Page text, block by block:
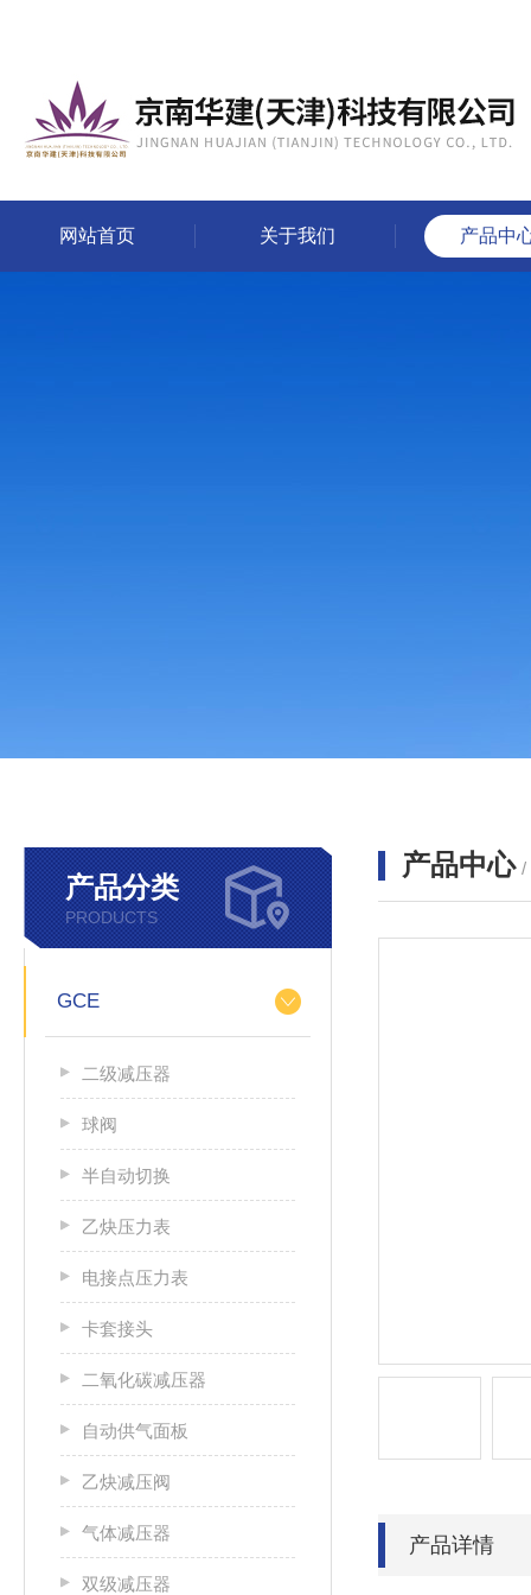
网站首页 关于我们 产品中
产品分类
PRODUCTS
GCE
二级减压器
球阀
半自动切换
乙炔压力表
电接点压力表
卡套接头
二氧化碳减压器
自动供气面板
乙炔减压阀
气体减压器
双级减压器
产品中心 /
产品详情